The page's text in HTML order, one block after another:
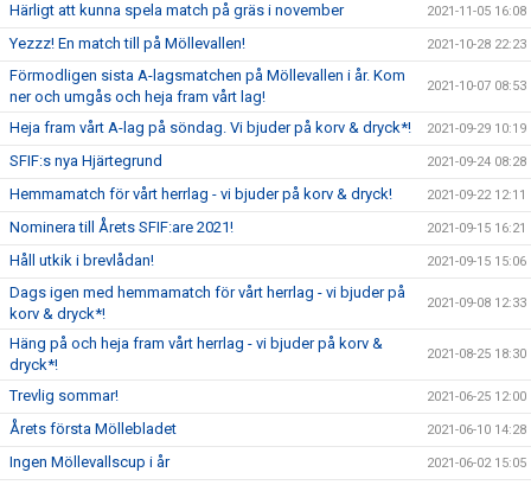
Härligt att kunna spela match på gräs i november 2021-11-05 16:08
Yezzz! En match till på Möllevallen! 2021-10-28 22:23
Förmodligen sista A-lagsmatchen på Möllevallen i år. Kom
ner och umgås och heja fram vårt lag!
2021-10-07 08:53
Heja fram vårt A-lag på söndag. Vi bjuder på korv & dryck*! 2021-09-29 10:19
SFIF:s nya Hjärtegrund 2021-09-24 08:28
Hemmamatch för vårt herrlag - vi bjuder på korv & dryck! 2021-09-22 12:11
Nominera till Årets SFIF:are 2021! 2021-09-15 16:21
Håll utkik i brevlådan! 2021-09-15 15:06
Dags igen med hemmamatch för vårt herrlag - vi bjuder på
korv & dryck*!
2021-09-08 12:33
Häng på och heja fram vårt herrlag - vi bjuder på korv &
dryck*!
2021-08-25 18:30
Trevlig sommar! 2021-06-25 12:00
Årets första Möllebladet 2021-06-10 14:28
Ingen Möllevallscup i år 2021-06-02 15:05